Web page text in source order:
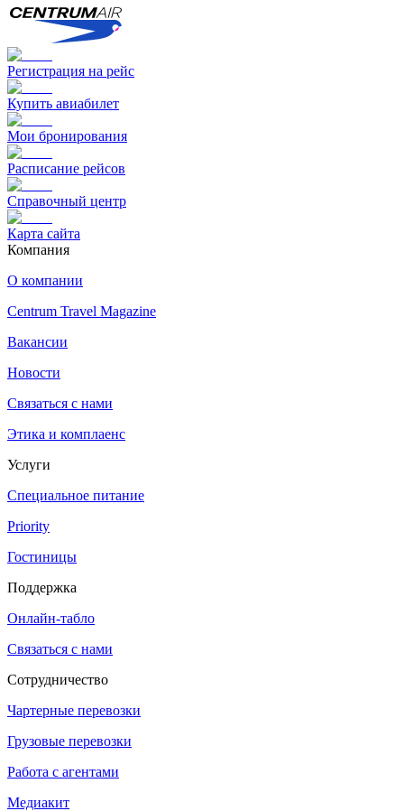
Регистрация на рейс
Купить авиабилет
Мои бронирования
Расписание рейсов
Справочный центр
Карта сайта
Компания
О компании
Centrum Travel Magazine
Вакансии
Новости
Связаться с нами
Этика и комплаенс
Услуги
Специальное питание
Priority
Гостиницы
Поддержка
Онлайн-табло
Связаться с нами
Сотрудничество
Чартерные перевозки
Грузовые перевозки
Работа с агентами
Медиакит